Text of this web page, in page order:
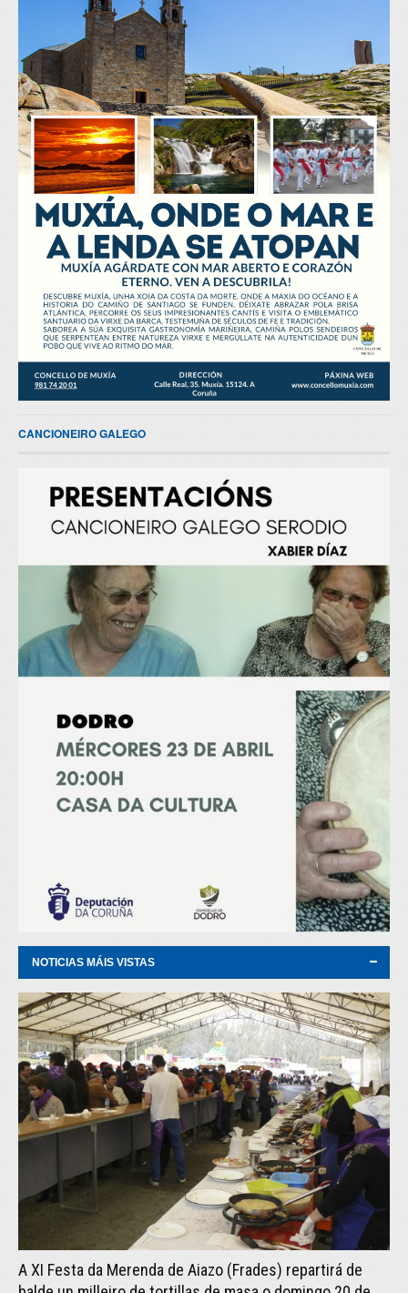
CANCIONEIRO GALEGO
NOTICIAS MÁIS VISTAS
A XI Festa da Merenda de Aiazo (Frades) repartirá de